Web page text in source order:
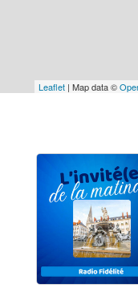
Leaflet | Map data ©